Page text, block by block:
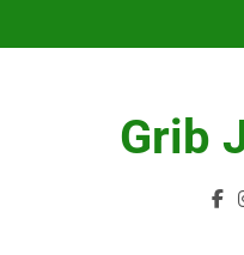
Grib